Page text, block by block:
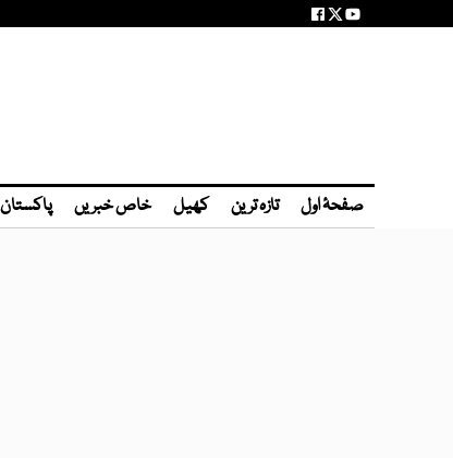
صفحۂ اول تازہ ترین کھیل خاص خبریں پاکستان